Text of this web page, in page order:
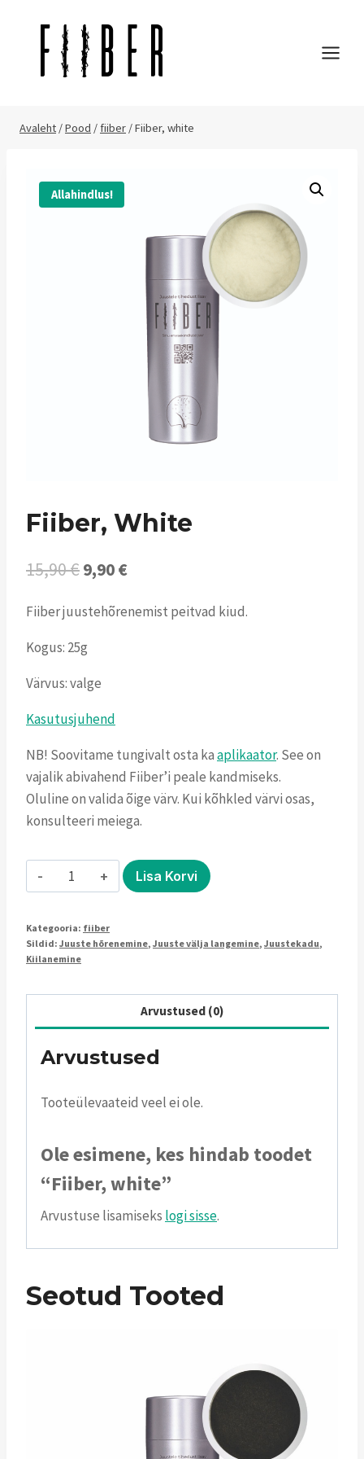
content
Avaleht /Pood /fiiber /Fiiber, white
Allahindlus!
Fiiber, White
15,90€Algne
oli:
15,90 €.
9,90€Current
is:
Fiiber juustehõrenemist peitvad kiud.
Kogus: 25g
Värvus: valge
Kasutusjuhend
NB! Soovitame tungivalt osta kaaplikaator. See on
vajalik abivahend Fiiber’i peale kandmiseks.
Oluline on valida õige värv. Kui kõhkled värvi osas,
konsulteeri meiega.
Fiiber,
white
Lisa Korvi
Kategooria: fiiber
Sildid: Juuste hõrenemine, Juuste välja langemine, Juustekadu,
Kiilanemine
Arvustused (0)
Arvustused
Tooteülevaateid veel ei ole.
Ole esimene, kes hindab toodet
“Fiiber, white”
Arvustuse lisamiseks logi sisse.
Seotud Tooted